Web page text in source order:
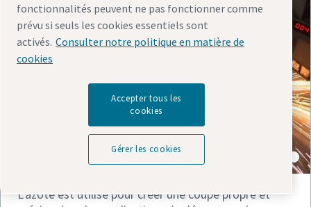
Découpe au laser
L'azote est utilisé pour créer une coupe propre et
fonctionnalités peuvent ne pas fonctionner comme
prévu si seuls les cookies essentiels sont
activés. Consulter notre politique en matière de
cookies
Accepter tous les
cookies
Gérer les cookies